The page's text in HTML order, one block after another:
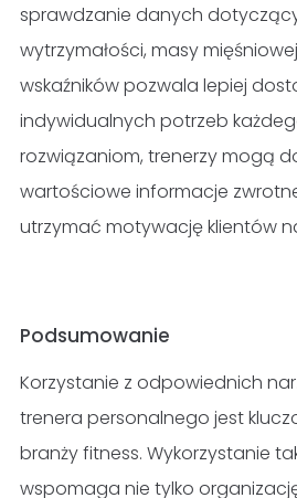
sprawdzanie danych
wytrzymałości, masy
wskaźników pozwala lepiej
indywidualnych potrzeb
rozwiązaniom, trenerzy mogą
wartościowe informacje
utrzymać motywację klientów
Podsumowanie
Korzystanie z odpowiednich
trenera personalnego jest
branży fitness. Wykorzystanie
wspomaga nie tylko